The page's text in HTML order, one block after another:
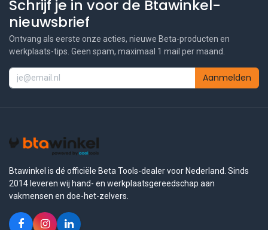
Schrijf je in voor de Btawinkel-
nieuwsbrief
Ontvang als eerste onze acties, nieuwe Beta-producten en
werkplaats-tips. Geen spam, maximaal 1 mail per maand.
Aanmelden
Btawinkel is dé officiële Beta Tools-dealer voor Nederland. Sinds
2014 leveren wij hand- en werkplaatsgereedschap aan
vakmensen en doe-het-zelvers.